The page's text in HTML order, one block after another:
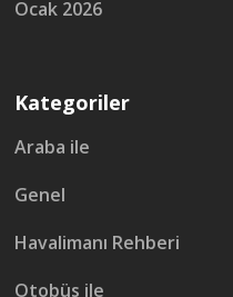
Ocak 2026
Kategoriler
Araba ile
Genel
Havalimanı Rehberi
Otobüs ile